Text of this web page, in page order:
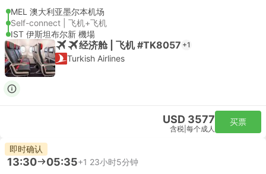
MEL 澳大利亚墨尔本机场
Self-connect | 飞机+飞机
IST 伊斯坦布尔新 機場
经济舱 | 飞机 #TK8057 +1
Turkish Airlines
USD 3577
含税 每个成人
买票
即时确认
13:30 05:35+1 23小时5分钟